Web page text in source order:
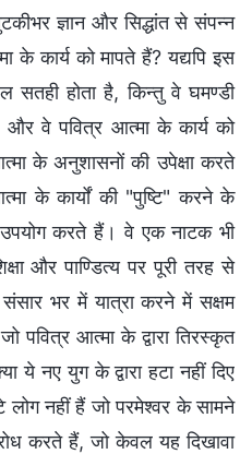
ज्ञान और सिद्धांत से संपन्न
के कार्य को मापते हैं? यद्यपि इस
होता है, किन्तु वे घमण्डी
वे पवित्र आत्मा के कार्य को
के अनुशासनों की उपेक्षा करते
के कार्यों की "पुष्टि" करने के
करते हैं। वे एक नाटक भी
और पाण्डित्य पर पूरी तरह से
भर में यात्रा करने में सक्षम
पवित्र आत्मा के द्वारा तिरस्कृत
नए युग के द्वारा हटा नहीं दिए
लोग नहीं हैं जो परमेश्वर के सामने
करते हैं, जो केवल यह दिखावा